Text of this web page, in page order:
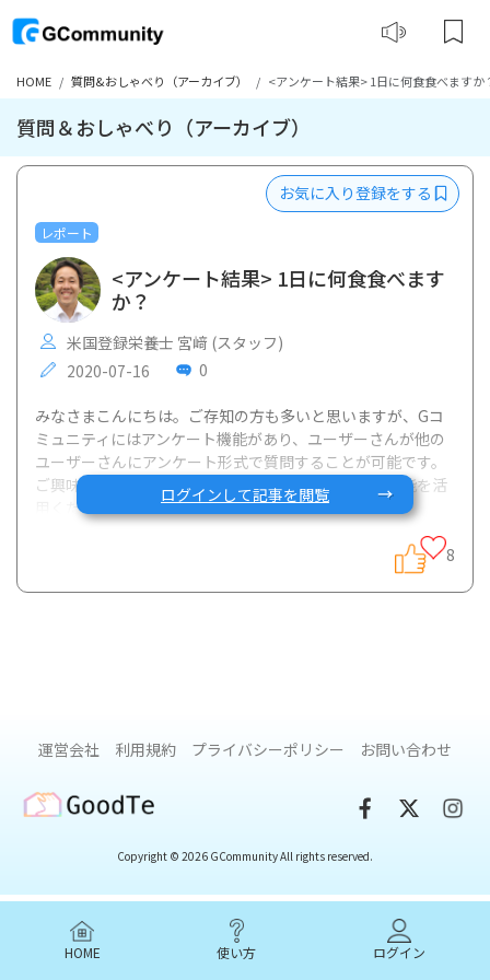
HOME 質問&おしゃべり（アーカイブ） <アンケート結果> 1日に何食食べますか
質問＆おしゃべり（アーカイブ）
レポート
お気に入り登録をする
<アンケート結果> 1日に何食食べます
か？
米国登録栄養士 宮﨑 (スタッフ)
2020-07-16
0
みなさまこんにちは。ご存知の方も多いと思いますが、Gコ
ミュニティにはアンケート機能があり、ユーザーさんが他の
ユーザーさんにアンケート形式で質問することが可能です。
ご興味ある方はぜひトップページ右上のアンケート機能を活
用ください。
ログインして記事を閲覧
8
HOME 使い方 ログイン
運営会社 利用規約 プライバシーポリシー お問い合わせ
GoodTe
Copyright © 2026 GCommunity All rights reserved.